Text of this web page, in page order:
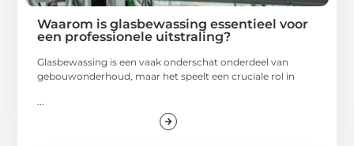
Waarom is glasbewassing essentieel voor
een professionele uitstraling?
Glasbewassing is een vaak onderschat onderdeel van
gebouwonderhoud, maar het speelt een cruciale rol in
...